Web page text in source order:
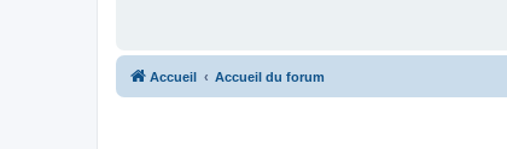
Accueil Accueil du forum